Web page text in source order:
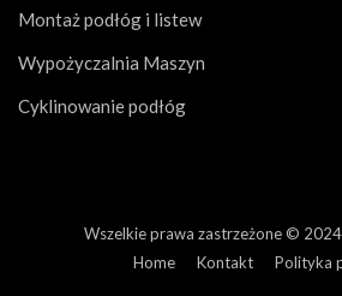
Montaż podłóg i listew
Wypożyczalnia Maszyn
Cyklinowanie podłóg
Wszelkie prawa zastrzeżone ©
Home
Kontakt Polityka